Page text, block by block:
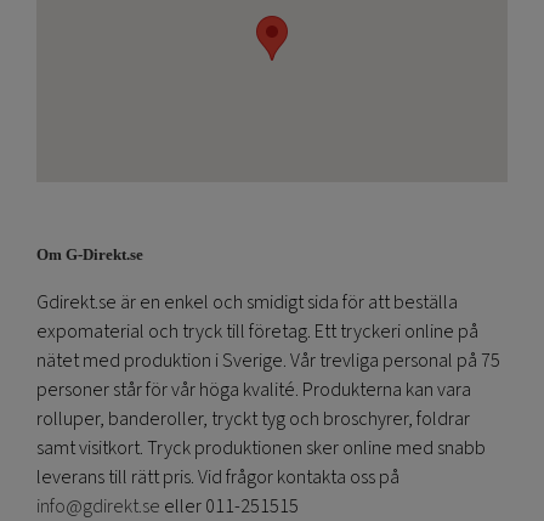
Om G-Direkt.se
Gdirekt.se är en enkel och smidigt sida för att beställa
expomaterial och tryck till företag. Ett tryckeri online på
nätet med produktion i Sverige. Vår trevliga personal på 75
personer står för vår höga kvalité. Produkterna kan vara
rolluper, banderoller, tryckt tyg och broschyrer, foldrar
samt visitkort. Tryck produktionen sker online med snabb
leverans till rätt pris. Vid frågor kontakta oss på
info@gdirekt.se eller 011-251515